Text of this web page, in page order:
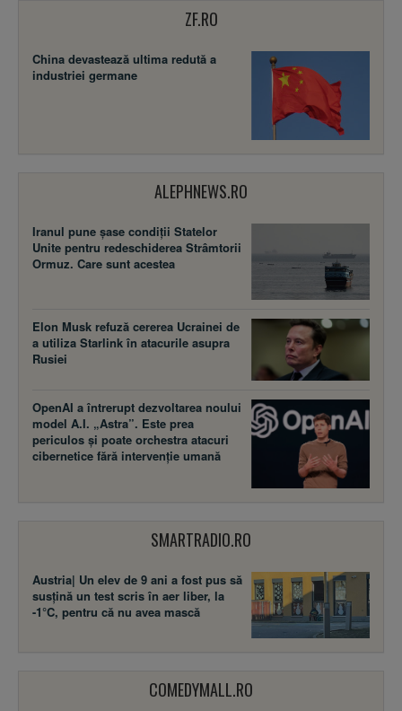
ZF.RO
China devastează ultima redută a
industriei germane
ALEPHNEWS.RO
Iranul pune șase condiții Statelor
Unite pentru redeschiderea Strâmtorii
Ormuz. Care sunt acestea
Elon Musk refuză cererea Ucrainei de
a utiliza Starlink în atacurile asupra
Rusiei
OpenAI a întrerupt dezvoltarea noului
model A.I. „Astra”. Este prea
periculos și poate orchestra atacuri
cibernetice fără intervenție umană
SMARTRADIO.RO
Austria| Un elev de 9 ani a fost pus să
susţină un test scris în aer liber, la
-1°C, pentru că nu avea mască
COMEDYMALL.RO